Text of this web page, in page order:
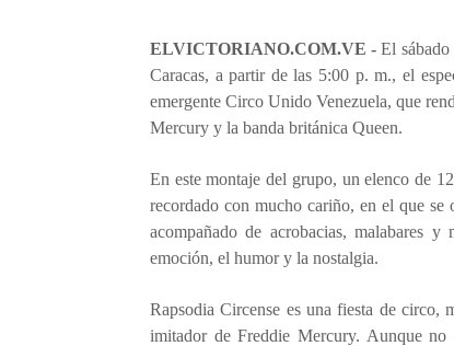
ELVICTORIANO.COM.VE -El
Caracas, a partir de las 5:00 p. m., el
emergente Circo Unido Venezuela, que
Mercury y la banda británica Queen.
En este montaje del grupo, un elenco de
recordado con mucho cariño, en el que se
acompañado de acrobacias, malabares
emoción, el humor y la nostalgia.
Rapsodia Circense es una fiesta de circo,
imitador de Freddie Mercury. Aunque no